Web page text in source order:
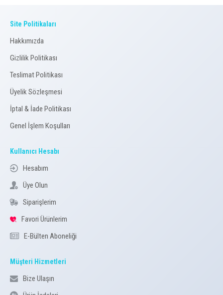
Site Politikaları
Hakkımızda
Gizlilik Politikası
Teslimat Politikası
Üyelik Sözleşmesi
İptal & İade Politikası
Genel İşlem Koşulları
Kullanıcı Hesabı
Hesabım
Üye Olun
Siparişlerim
Favori Ürünlerim
E-Bülten Aboneliği
Müşteri Hizmetleri
Bize Ulaşın